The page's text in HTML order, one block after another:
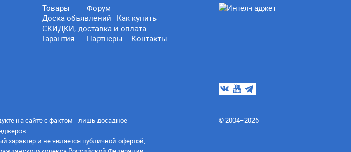
Товары
Форум
Доска объявлений Как купить
СКИДКИ, доставка и оплата
Гарантия
Партнеры Контакты
на сайте с фактом - лишь досадное
характер и не является публичной офертой,
© 2004–2026